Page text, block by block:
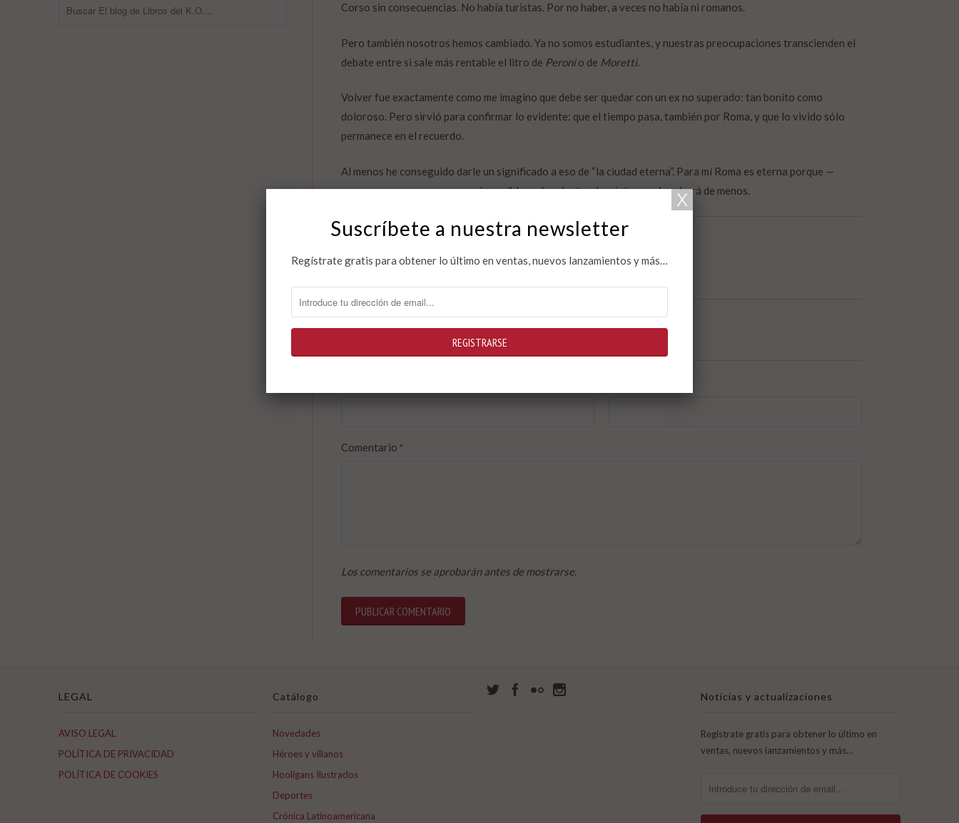
Corso sin consecuencias. No había turistas. Por no haber, a veces no había ni romanos.
Pero también nosotros hemos cambiado. Ya no somos estudiantes, y nuestras preocupaciones transcienden el
debate entre si sale más rentable el litro de Peronio de Moretti.
Volver fue exactamente como me imagino que debe ser quedar con un ex no superado: tan bonito como
doloroso. Pero sirvió para confirmar lo evidente: que el tiempo pasa, también por Roma, y que lo vivido sólo
permanece en el recuerdo.
Al menos he conseguido darle un significado a eso de “la ciudad eterna”. Para mí Roma es eterna porque —
supongo quecomo a un amor imposible—algo dentro de mí siempre la echará de menos.
Lucía Perez Oroz
Dejar un comentario
Comentario *
Los comentarios se aprobarán antes de mostrarse.
LEGAL
AVISO LEGAL
POLÍTICA DE PRIVACIDAD
POLÍTICA DE COOKIES
Catálogo
Novedades
Héroes y villanos
Hooligans Ilustrados
Deportes
Crónica Latinoamericana
Noticias y actualizaciones
Regístrate gratis para obtener lo último en
ventas, nuevos lanzamientos y más…
Suscríbete a nuestra newsletter
Regístrate gratis para obtener lo último en ventas, nuevos lanzamientos y más…